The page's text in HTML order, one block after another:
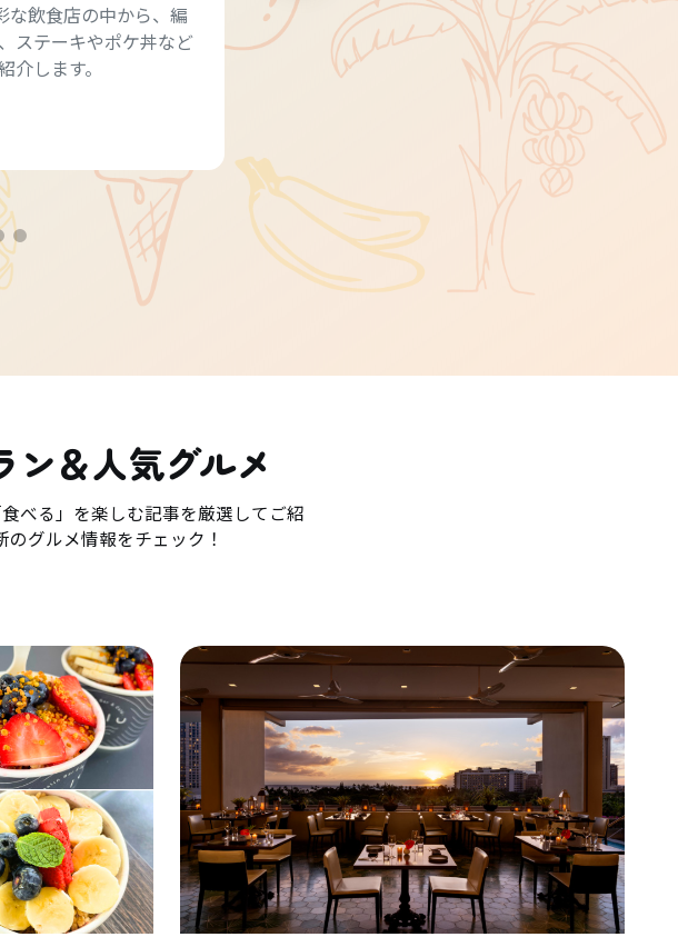
な飲食店の中から、編
ステーキやポケ丼など
します。
ン＆人気グルメ
べる」を楽しむ記事を厳選してご紹
グルメ情報をチェック！